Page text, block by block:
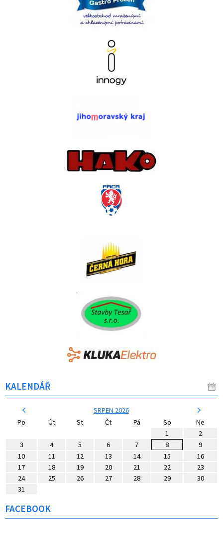
KALENDÁŘ
SRPEN 2026
Po
Út St Čt Pá So
Ne
1
2
3
4 5 6 7 8
9
10
11 12 13 14 15
16
17
18 19 20 21 22
23
24
25 26 27 28 29
30
31
FACEBOOK